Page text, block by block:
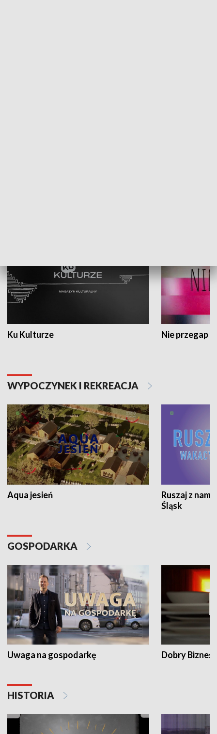
Ku Kulturze Nie przegap
WYPOCZYNEK I REKREACJA
Aqua jesień
Ruszaj z
Śląsk
GOSPODARKA
Uwaga na gospodarkę Dobry Biznes
HISTORIA